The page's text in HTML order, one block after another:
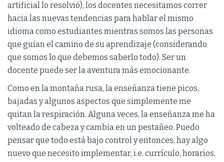
artificial lo resolvió), los docentes necesitamos correr
hacia las nuevas tendencias para hablar el mismo
idioma como estudiantes mientras somos las personas
que guían el camino de su aprendizaje (considerando
que somos lo que debemos saberlo todo). Ser un
docente puede ser la aventura más emocionante.
Como en la montaña rusa, la enseñanza tiene picos,
bajadas y algunos aspectos que simplemente me
quitan la respiración. Alguna veces, la enseñanza me ha
volteado de cabeza y cambia en un pestañeo. Puedo
pensar que todo está bajo control y entonces, hay algo
nuevo que necesito implementar, i.e. currículo, horarios,